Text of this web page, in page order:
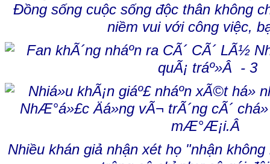
Đồng sống cuộc sống độc thân không
niềm vui với công việc,
Nhiều khán giả nhận xét họ "nhận